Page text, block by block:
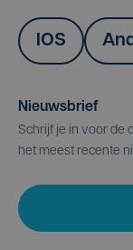
IOS
Nieuwsbrief
Schrijf je in voor de
het meest recente